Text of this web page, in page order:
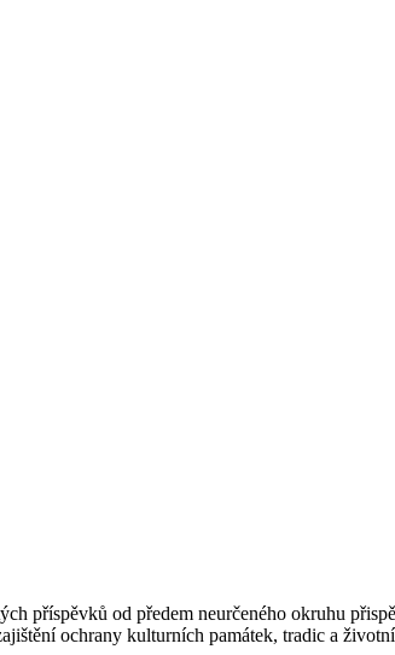
příspěvků od předem neurčeného okruhu
ochrany kulturních památek, tradic a